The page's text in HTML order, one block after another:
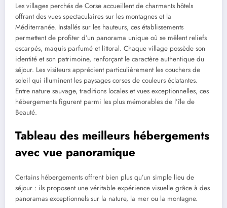
Les villages perchés de Corse accueillent de charmants hôtels
offrant des vues spectaculaires sur les montagnes et la
Méditerranée. Installés sur les hauteurs, ces établissements
permettent de profiter d’un panorama unique où se mêlent reliefs
escarpés, maquis parfumé et littoral. Chaque village possède son
identité et son patrimoine, renforçant le caractère authentique du
séjour. Les visiteurs apprécient particulièrement les couchers de
soleil qui illuminent les paysages corses de couleurs éclatantes.
Entre nature sauvage, traditions locales et vues exceptionnelles, ces
hébergements figurent parmi les plus mémorables de l’île de
Beauté.
Tableau des meilleurs hébergements
avec vue panoramique
Certains hébergements offrent bien plus qu’un simple lieu de
séjour : ils proposent une véritable expérience visuelle grâce à des
panoramas exceptionnels sur la nature, la mer ou la montagne.